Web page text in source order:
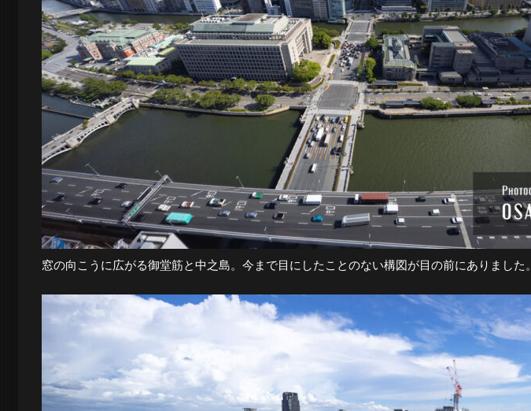
窓の向こうに広がる御堂筋と中之島。今まで目にしたことのない構図が目の前にありました。